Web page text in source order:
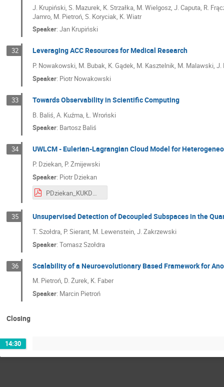
J. Krupiński, S. Mazurek, K. Strzałka, M. Wielgosz, J. Caputa, R.
Jamro, M. Pietroń, S. Koryciak, K. Wiatr
Speaker: Jan Krupiński
32 Leveraging ACC Resources for Medical Research
P. Nowakowski, M. Bubak, K. Gądek, M. Kasztelnik, M. Malawski, J.
Speaker: Piotr Nowakowski
33 Towards Observability in Scientific Computing
B. Baliś, A. Kuźma, Ł. Wroński
Speaker: Bartosz Baliś
34 UWLCM - Eulerian-Lagrangian Cloud Model for
P. Dziekan, P. Żmijewski
Speaker: Piotr Dziekan
35 Unsupervised Detection of Decoupled Subspaces in the
T. Szołdra, P. Sierant, M. Lewenstein, J. Zakrzewski
Speaker: Tomasz Szołdra
36 Scalability of a Neuroevolutionary Based Framework for
M. Pietroń, D. Żurek, K. Faber
Speaker: Marcin Pietroń
Closing
14:30